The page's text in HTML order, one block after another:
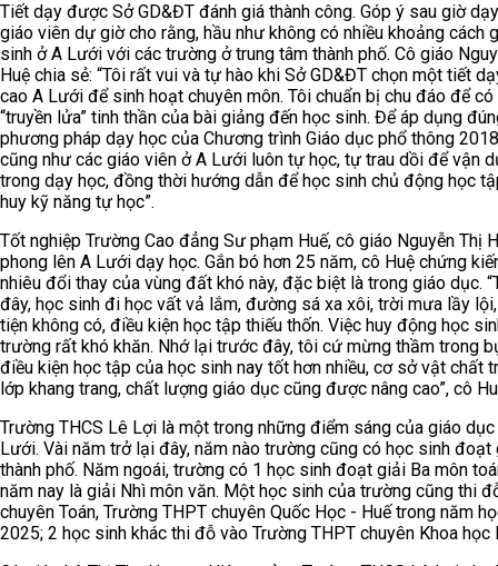
Tiết dạy được Sở GD&ĐT đánh giá thành công. Góp ý sau giờ
giáo viên dự giờ cho rằng, hầu như không có nhiều khoảng cách
sinh ở A Lưới với các trường ở trung tâm thành phố. Cô giáo
Huệ chia sẻ: “Tôi rất vui và tự hào khi Sở GD&ĐT chọn một tiết
cao A Lưới để sinh hoạt chuyên môn. Tôi chuẩn bị chu đáo để có
“truyền lửa” tinh thần của bài giảng đến học sinh. Để áp dụng
phương pháp dạy học của Chương trình Giáo dục phổ thông
cũng như các giáo viên ở A Lưới luôn tự học, tự trau dồi để vận
trong dạy học, đồng thời hướng dẫn để học sinh chủ động học
huy kỹ năng tự học”.
Tốt nghiệp Trường Cao đẳng Sư phạm Huế, cô giáo Nguyễn Thị
phong lên A Lưới dạy học. Gắn bó hơn 25 năm, cô Huệ chứng
nhiêu đổi thay của vùng đất khó này, đặc biệt là trong giáo dục.
đây, học sinh đi học vất vả lắm, đường sá xa xôi, trời mưa lầy
tiện không có, điều kiện học tập thiếu thốn. Việc huy động học
trường rất khó khăn. Nhớ lại trước đây, tôi cứ mừng thầm trong
điều kiện học tập của học sinh nay tốt hơn nhiều, cơ sở vật chất
lớp khang trang, chất lượng giáo dục cũng được nâng cao”, cô
Trường THCS Lê Lợi là một trong những điểm sáng của giáo dục
Lưới. Vài năm trở lại đây, năm nào trường cũng có học sinh đoạt
thành phố. Năm ngoái, trường có 1 học sinh đoạt giải Ba môn
năm nay là giải Nhì môn văn. Một học sinh của trường cũng thi
chuyên Toán, Trường THPT chuyên Quốc Học - Huế trong năm
2025; 2 học sinh khác thi đỗ vào Trường THPT chuyên Khoa học